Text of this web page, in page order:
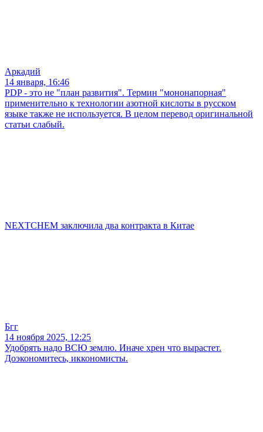
Аркадий
14 января, 16:46
PDP - это не "план развития". Термин "мононапорная"
применительно к технологии азотной кислоты в русском
языке также не используется. В целом перевод оригинальной
статьи слабый.
NEXTCHEM заключила два контракта в Китае
Бгг
14 ноября 2025, 12:25
Удобрять надо ВСЮ землю. Иначе хрен что вырастет.
Доэкономитесь, иккономисты.